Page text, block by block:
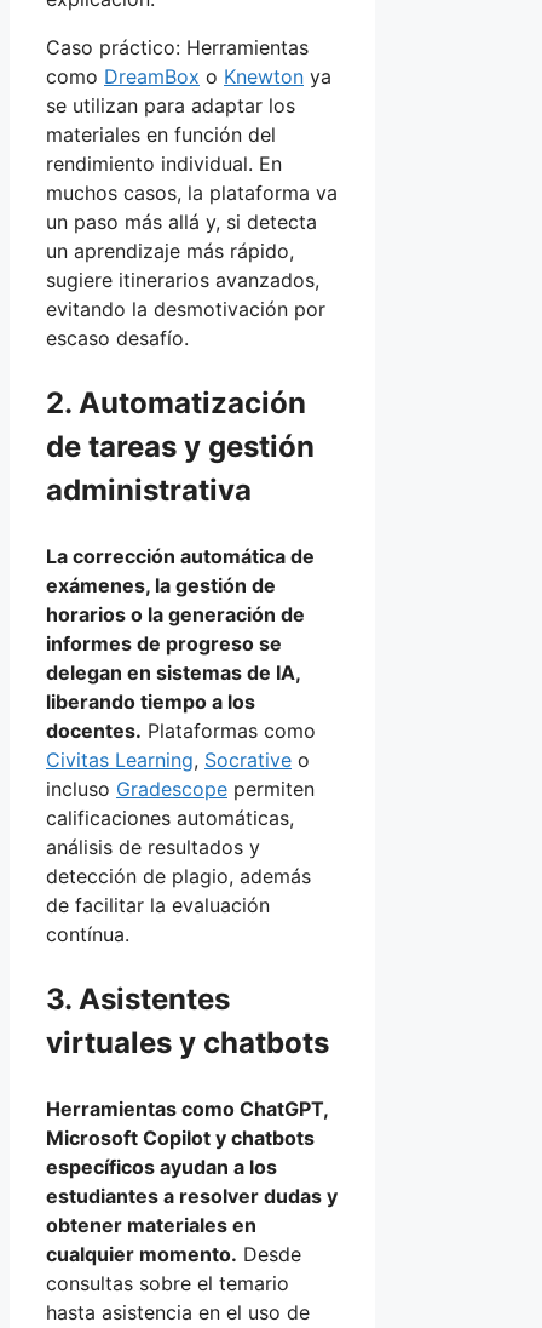
Caso práctico: Herramientas
como DreamBox o Knewton ya
se utilizan para adaptar los
materiales en función del
rendimiento individual. En
muchos casos, la plataforma va
un paso más allá y, si detecta
un aprendizaje más rápido,
sugiere itinerarios avanzados,
evitando la desmotivación por
escaso desafío.
2. Automatización
de tareas y gestión
administrativa
La corrección automática de
exámenes, la gestión de
horarios o la generación de
informes de progreso se
delegan en sistemas de IA,
liberando tiempo a los
docentes. Plataformas como
Civitas Learning, Socrative o
incluso Gradescope permiten
calificaciones automáticas,
análisis de resultados y
detección de plagio, además
de facilitar la evaluación
contínua.
3. Asistentes
virtuales y chatbots
Herramientas como ChatGPT,
Microsoft Copilot y chatbots
específicos ayudan a los
estudiantes a resolver dudas y
obtener materiales en
cualquier momento. Desde
consultas sobre el temario
hasta asistencia en el uso de